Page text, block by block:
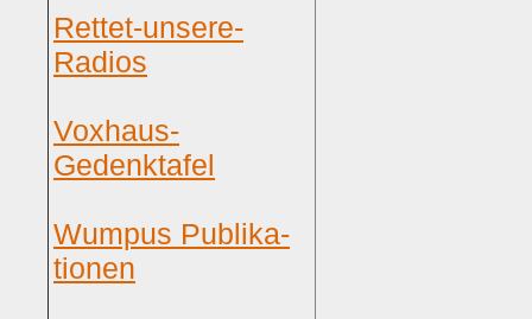
Rettet-unsere-
Radios
Voxhaus-
Gedenktafel
Wumpus Publika-
tionen